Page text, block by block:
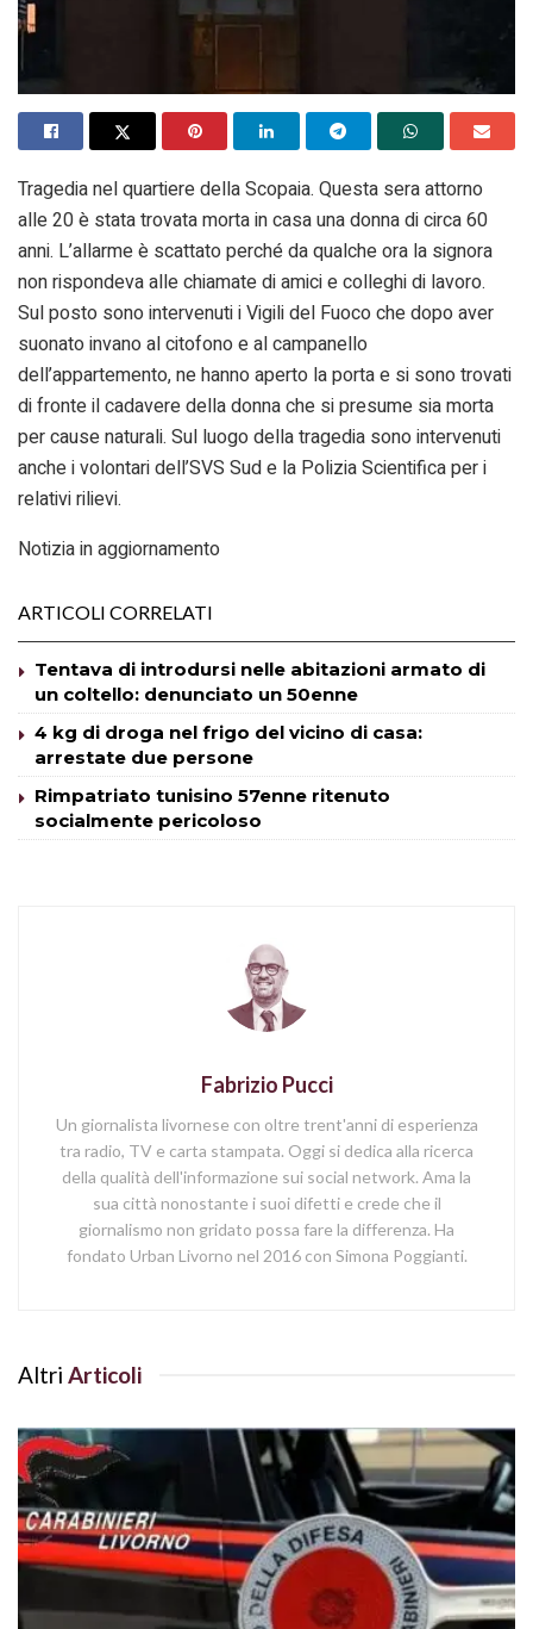
Tragedia nel quartiere della Scopaia. Questa sera attorno
alle 20 è stata trovata morta in casa una donna di circa 60
anni. L’allarme è scattato perché da qualche ora la signora
non rispondeva alle chiamate di amici e colleghi di lavoro.
Sul posto sono intervenuti i Vigili del Fuoco che dopo aver
suonato invano al citofono e al campanello
dell’appartemento, ne hanno aperto la porta e si sono trovati
di fronte il cadavere della donna che si presume sia morta
per cause naturali. Sul luogo della tragedia sono intervenuti
anche i volontari dell’SVS Sud e la Polizia Scientifica per i
relativi rilievi.
Notizia in aggiornamento
ARTICOLI CORRELATI
Tentava di introdursi nelle abitazioni armato di
un coltello: denunciato un 50enne
4 kg di droga nel frigo del vicino di casa:
arrestate due persone
Rimpatriato tunisino 57enne ritenuto
socialmente pericoloso
Fabrizio Pucci
Un giornalista livornese con oltre trent'anni di esperienza
tra radio, TV e carta stampata. Oggi si dedica alla ricerca
della qualità dell'informazione sui social network. Ama la
sua città nonostante i suoi difetti e crede che il
giornalismo non gridato possa fare la differenza. Ha
fondato Urban Livorno nel 2016 con Simona Poggianti.
Altri Articoli